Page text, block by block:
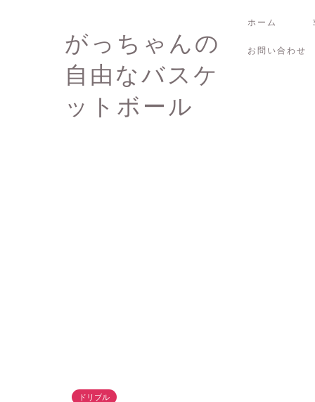
がっちゃんの
自由なバスケ
ットボール
ホーム
お問い合わせ
ドリブル